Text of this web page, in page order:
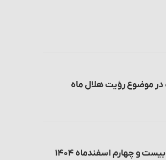
در موضوع رؤیت هلال ماه
و چهارم اسفندماه ۱۴۰۴